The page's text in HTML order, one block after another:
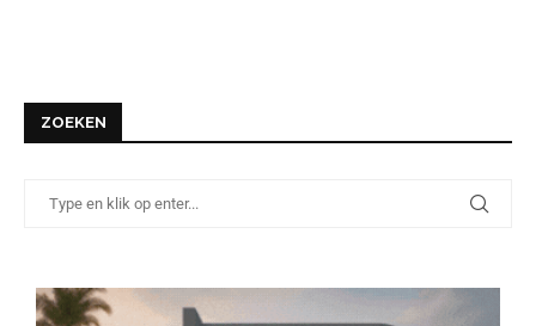
ZOEKEN